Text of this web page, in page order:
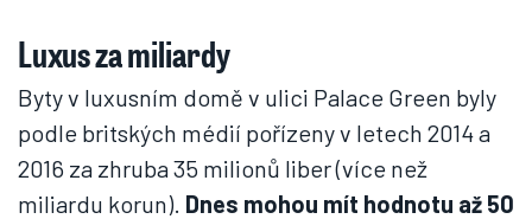
Luxus za miliardy
Byty v luxusním domě v ulici Palace Green byly
podle britských médií pořízeny v letech 2014 a
2016 za zhruba 35 milionů liber (více než
miliardu korun). Dnes mohou mít hodnotu až 50